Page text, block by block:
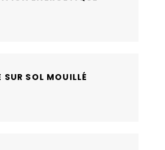
SUR SOL MOUILLÉ